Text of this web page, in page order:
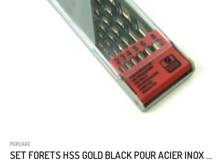
PERÇAGE
SET FORETS HSS GOLD BLACK POUR ACIER INOX 6 PCS